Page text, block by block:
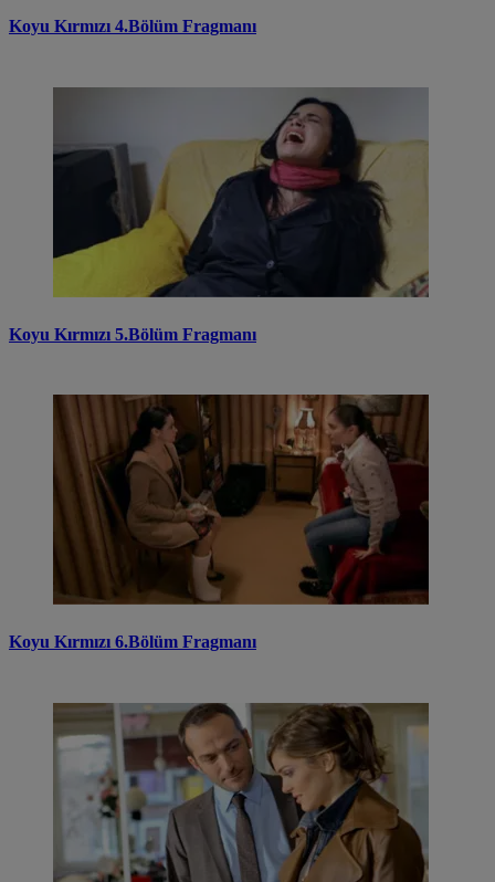
Koyu Kırmızı 4.Bölüm Fragmanı
Koyu Kırmızı 5.Bölüm Fragmanı
Koyu Kırmızı 6.Bölüm Fragmanı